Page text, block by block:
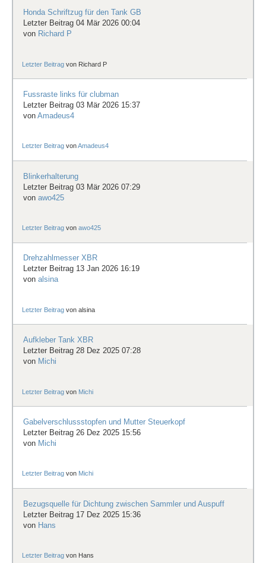
Honda Schriftzug für den Tank GB
Letzter Beitrag 04 Mär 2026 00:04
von Richard P
Letzter Beitrag von Richard P
Fussraste links für clubman
Letzter Beitrag 03 Mär 2026 15:37
von Amadeus4
Letzter Beitrag vonAmadeus4
Blinkerhalterung
Letzter Beitrag 03 Mär 2026 07:29
von awo425
Letzter Beitrag vonawo425
Drehzahlmesser XBR
Letzter Beitrag 13 Jan 2026 16:19
von alsina
Letzter Beitrag vonalsina
Aufkleber Tank XBR
Letzter Beitrag 28 Dez 2025 07:28
von Michi
Letzter Beitrag von Michi
Gabelverschlussstopfen und Mutter Steuerkopf
Letzter Beitrag 26 Dez 2025 15:56
von Michi
Letzter Beitrag von Michi
Bezugsquelle für Dichtung zwischen Sammler und Auspuff
Letzter Beitrag 17 Dez 2025 15:36
von Hans
Letzter Beitrag von Hans